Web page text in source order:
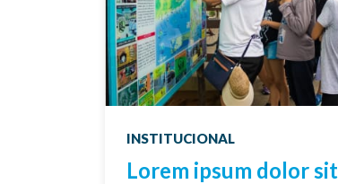
INSTITUCIONAL
Lorem ipsum dolor sit